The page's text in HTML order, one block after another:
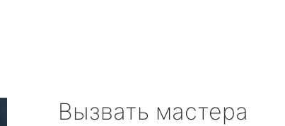
Вызвать мастера